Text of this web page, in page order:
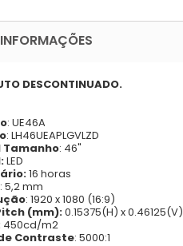
DESCONTINUADO.
: UE46A
: LH46UEAPLGVLZD
Tamanho: 46"
LED
16 horas
: 5,2 mm
: 1920 x 1080 (16:9)
(mm):0.15375(H) x 0.46125(V)
450cd/m2
Contraste: 5000:1